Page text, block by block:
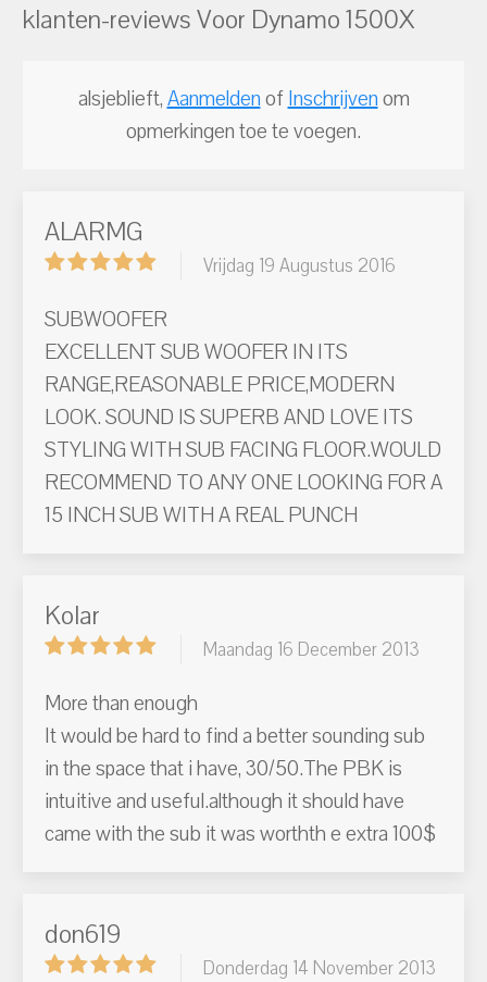
klanten-reviews Voor Dynamo 1500X
alsjeblieft,AanmeldenofInschrijvenom
opmerkingen toe te voegen.
ALARMG
Vrijdag 19 Augustus 2016
SUBWOOFER
EXCELLENT SUB WOOFER IN ITS
RANGE,REASONABLE PRICE,MODERN
LOOK. SOUND IS SUPERB AND LOVE ITS
STYLING WITH SUB FACING FLOOR.WOULD
RECOMMEND TO ANY ONE LOOKING FOR A
15 INCH SUB WITH A REAL PUNCH
Kolar
Maandag 16 December 2013
More than enough
It would be hard to find a better sounding sub
in the space that i have, 30/50.The PBK is
intuitive and useful.although it should have
came with the sub it was worthth e extra 100$
don619
Donderdag 14 November 2013